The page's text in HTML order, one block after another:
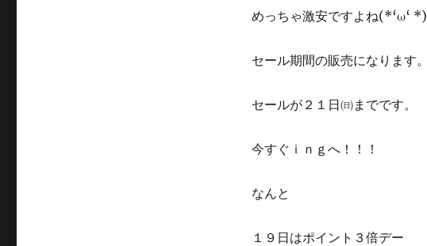
めっちゃ激安ですよね(*‘ω‘ *)
セール期間の販売になります。
セールが２１日㈰までです。
今すぐｉｎｇへ！！！
なんと
１９日はポイント３倍デー